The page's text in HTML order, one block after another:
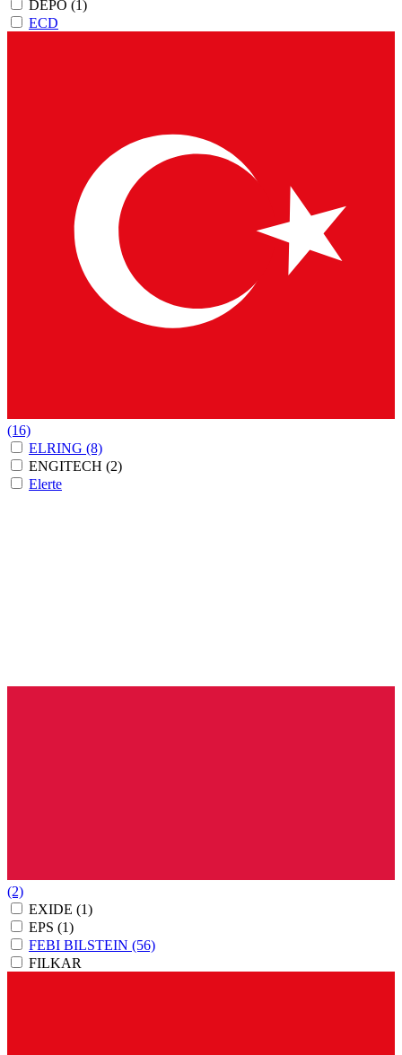
DEPO (1)
ECD
(16)
ELRING (8)
ENGITECH (2)
Elerte
(2)
EXIDE (1)
EPS (1)
FEBI BILSTEIN (56)
FILKAR